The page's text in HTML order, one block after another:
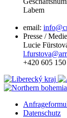
Labem
email:
Presse /
Lucie
+420 605
Datenschutz